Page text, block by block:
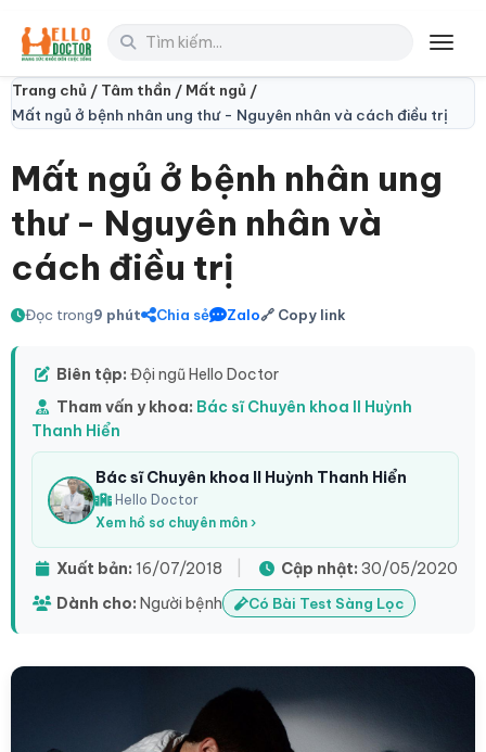
Trang chủ / Tâm thần / Mất ngủ /
Mất ngủ ở bệnh nhân ung thư - Nguyên nhân và cách điều trị
Mất ngủ ở bệnh nhân ung
thư - Nguyên nhân và
cách điều trị
Đọc trong9 phút Chia sẻ Zalo🔗 Copy link
Biên tập: Đội ngũ Hello Doctor
Tham vấn y khoa: Bác sĩ Chuyên khoa II Huỳnh
Thanh Hiển
Bác sĩ Chuyên khoa II Huỳnh Thanh Hiển
Hello Doctor
Xem hồ sơ chuyên môn ›
Xuất bản: 16/07/2018 Cập nhật: 30/05/2020
Dành cho: Người bệnh Có Bài Test Sàng Lọc